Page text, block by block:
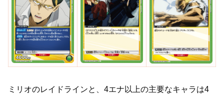
ミリオのレイドラインと、4エナ以上の主要なキャラは4